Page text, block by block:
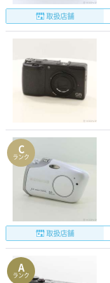
取扱店舗
C
ランク
取扱店舗
A
ランク